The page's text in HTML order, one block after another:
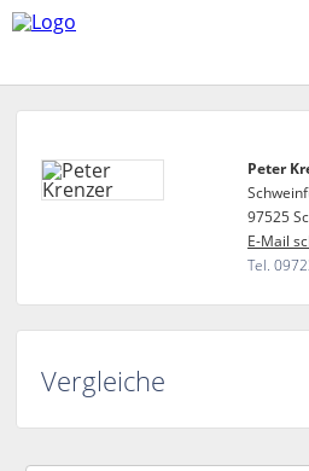
Peter
97525
E-Mail
Tel.
Vergleiche